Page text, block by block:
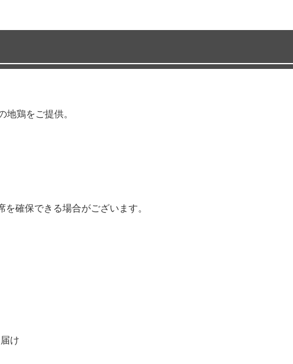
鶏をご提供。
確保できる場合がございます。
け